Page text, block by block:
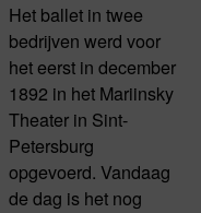
Het ballet in twee
bedrijven werd voor
het eerst in december
1892 in het Mariinsky
Theater in Sint-
Petersburg
opgevoerd. Vandaag
de dag is het nog